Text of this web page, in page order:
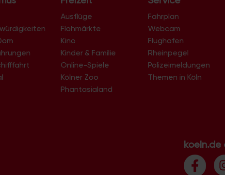
Ausflüge
Flohmärkte
Kino
Kinder & Familie
Online-Spiele
Kölner Zoo
Phantasialand
Fahrplan
Webcam
Flughafen
Rheinpegel
Polizeimeldungen
Themen in Köln
koeln.de